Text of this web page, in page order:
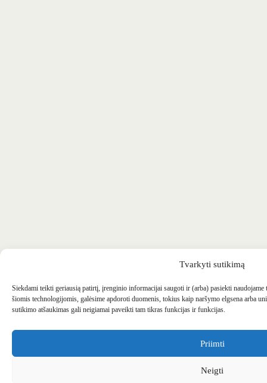
Tvarkyti sutikimą
Siekdami teikti geriausią patirtį, įrenginio informacijai saugoti ir (arba) pasiekti
šiomis technologijomis, galėsime apdoroti duomenis, tokius kaip naršymo elgsena arba
sutikimo atšaukimas gali neigiamai paveikti tam tikras funkcijas ir funkcijas.
Priimti
Neigti